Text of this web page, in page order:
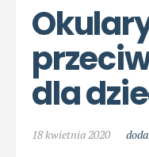
dla
18 kwietnia 2020